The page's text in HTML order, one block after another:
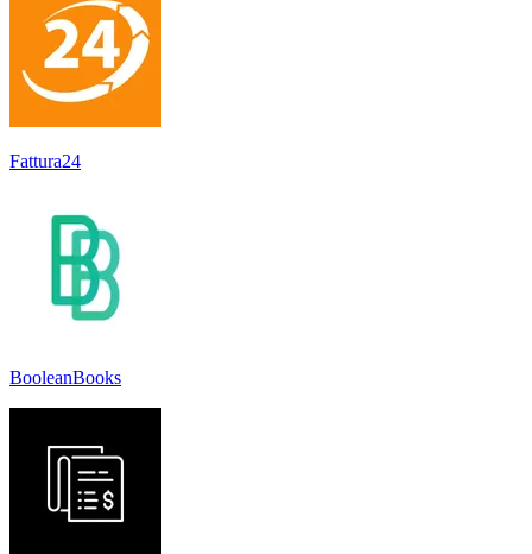
Fattura24
BooleanBooks